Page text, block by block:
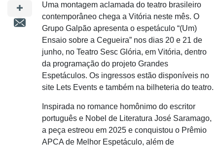
Uma montagem aclamada do teatro brasileiro
contemporâneo chega a Vitória neste mês. O
Grupo Galpão apresenta o espetáculo “(Um)
Ensaio sobre a Cegueira” nos dias 20 e 21 de
junho, no Teatro Sesc Glória, em Vitória, dentro
da programação do projeto Grandes
Espetáculos. Os ingressos estão disponíveis no
site Lets Events e também na bilheteria do teatro.
Inspirada no romance homônimo do escritor
português e Nobel de Literatura José Saramago,
a peça estreou em 2025 e conquistou o Prêmio
APCA de Melhor Espetáculo, além de